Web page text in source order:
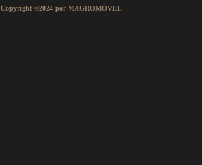
Copyright ©2024 por MAGROMÓVEL